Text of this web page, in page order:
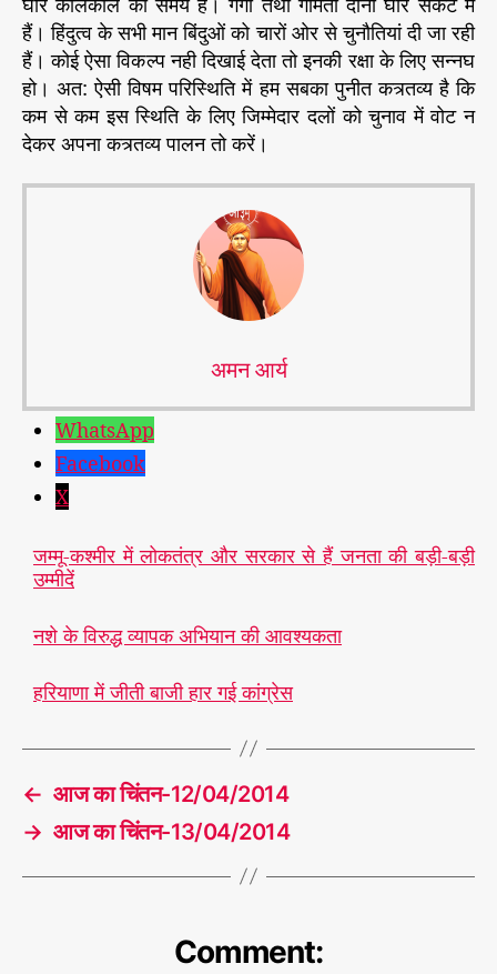
हैं। हिंदुत्व के सभी मान बिंदुओं को चारों ओर से चुनौतियां दी जा रही
हैं। कोई ऐसा विकल्प नही दिखाई देता तो इनकी रक्षा के लिए सन्नघ
हो। अत: ऐसी विषम परिस्थिति में हम सबका पुनीत कत्र्तव्य है कि
कम से कम इस स्थिति के लिए जिम्मेदार दलों को चुनाव में वोट न
देकर अपना कत्र्तव्य पालन तो करें।
अमन आर्य
WhatsApp
Facebook
X
जम्मू-कश्मीर में लोकतंत्र और सरकार से हैं जनता की बड़ी-बड़ी
उम्मीदें
नशे के विरुद्ध व्यापक अभियान की आवश्यकता
हरियाणा में जीती बाजी हार गई कांग्रेस
← आज का चिंतन-12/04/2014
→ आज का चिंतन-13/04/2014
Comment: